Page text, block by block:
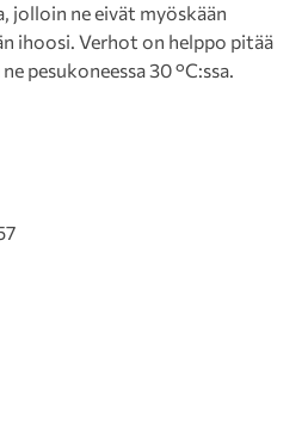
jolloin ne eivät myöskään
ihoosi. Verhot on helppo pitää
pesukoneessa 30 °C:ssa.